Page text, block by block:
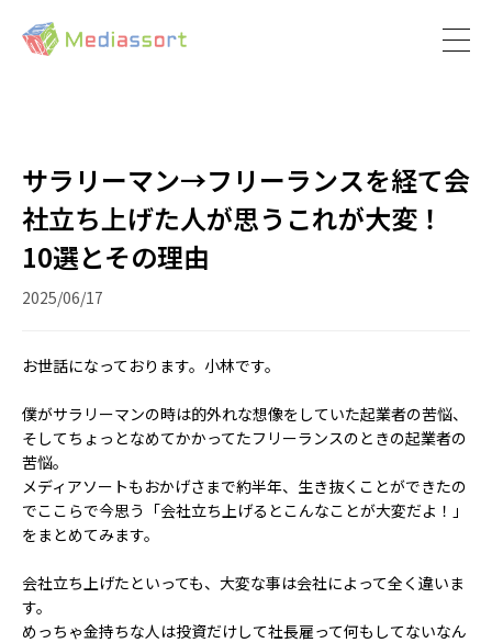
サラリーマン→フリーランスを経て会
社立ち上げた人が思うこれが大変！
10選とその理由
2025/06/17
お世話になっております。小林です。
僕がサラリーマンの時は的外れな想像をしていた起業者の苦悩、
そしてちょっとなめてかかってたフリーランスのときの起業者の
苦悩。
メディアソートもおかげさまで約半年、生き抜くことができたの
でここらで今思う「会社立ち上げるとこんなことが大変だよ！」
をまとめてみます。
会社立ち上げたといっても、大変な事は会社によって全く違いま
す。
めっちゃ金持ちな人は投資だけして社長雇って何もしてないなん